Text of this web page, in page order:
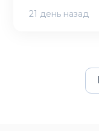
21 день назад